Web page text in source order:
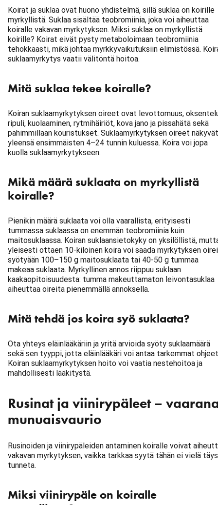
Koirat ja suklaa ovat huono yhdistelmä, sillä suklaa on koirille
myrkyllistä. Suklaa sisältää teobromiinia, joka voi aiheuttaa
koiralle vakavan myrkytyksen. Miksi suklaa on myrkyllistä
koirille? Koirat eivät pysty metaboloimaan teobromiinia
tehokkaasti, mikä johtaa myrkkyvaikutuksiin elimistössä.
suklaamyrkytys vaatii välitöntä hoitoa.
Mitä suklaa tekee koiralle?
Koiran suklaamyrkytyksen oireet ovat levottomuus,
ripuli, kuolaaminen, rytmihäiriöt, kova jano ja pissahätä sekä
pahimmillaan kouristukset. Suklaamyrkytyksen oireet näkyvät
yleensä ensimmäisten 4–24 tunnin kuluessa. Koira voi jopa
kuolla suklaamyrkytykseen.
Mikä määrä suklaata on myrkyllistä
koiralle?
Pienikin määrä suklaata voi olla vaarallista, erityisesti
tummassa suklaassa on enemmän teobromiinia kuin
maitosuklaassa. Koiran suklaansietokyky on yksilöllistä,
yleisesti ottaen 10-kiloinen koira voi saada myrkytyksen
syötyään 100–150 g maitosuklaata tai 40-50 g tummaa
makeaa suklaata. Myrkyllinen annos riippuu suklaan
kaakaopitoisuudesta: tumma makeuttamaton leivontasuklaa
aiheuttaa oireita pienemmällä annoksella.
Mitä tehdä jos koira syö suklaata?
Ota yhteys eläinlääkäriin ja yritä arvioida syöty suklaamäärä
sekä sen tyyppi, jotta eläinlääkäri voi antaa tarkemmat
Koiran suklaamyrkytyksen hoito voi vaatia nestehoitoa ja
mahdollisesti lääkitystä.
Rusinat ja viinirypäleet –
munuaisvaurio
Rusinoiden ja viinirypäleiden antaminen koiralle voivat
vakavan myrkytyksen, vaikka tarkkaa syytä tähän ei vielä
tunneta.
Miksi viinirypäle on koiralle